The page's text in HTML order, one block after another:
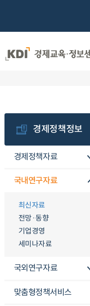
경제정책정보
경제정책자료
국내연구자료
최신자료
전망·동향
기업경영
세미나자료
국외연구자료
맞춤형정책서비스